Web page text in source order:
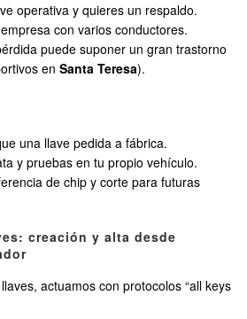
operativa y quieres un respaldo.
con varios conductores.
puede suponer un gran trastorno
enSanta Teresa).
una llave pedida a fábrica.
y pruebas en tu propio vehículo.
de chip y corte para futuras
creación y alta desde
actuamos con protocolos “all keys